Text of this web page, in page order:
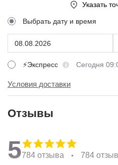
Указать
Выбрать дату и время
⚡Экспресс Сегодня
Условия доставки
Отзывы
5784 отзыва 784